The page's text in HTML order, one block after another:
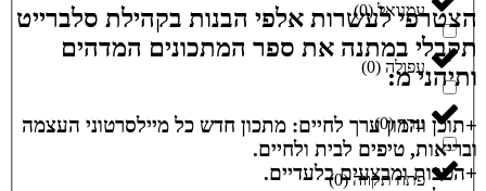
עמנואל(
0
)
עפולה (
0
)
ערד(
0
)
פתח תקווה(
0
)
הצטרפי לעשרות אלפי הבנות בקהילת סלברייט
תקבלי במתנה את ספר המתכונים המדהים
ותיהני מ:
+תוכן והמון ערך לחיים: מתכון חדש כל מיילסרטוני העצמה
ובריאות, טיפים לבית ולחיים.
+הטבות ומבצעים בלעדיים.